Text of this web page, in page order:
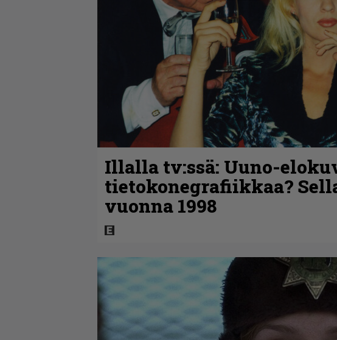
Illalla tv:ssä: Uuno-
tietokonegrafiikkaa?
vuonna 1998